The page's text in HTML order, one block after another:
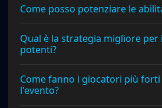
Come posso potenziare le
Qual è la strategia migliore
potenti?
Come fanno i giocatori più
l'evento?